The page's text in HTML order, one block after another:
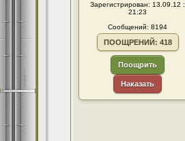
Зарегистрирован: 13.09.12 :
21:23
Сообщений: 8194
ПООЩРЕНИЙ: 418
Поощрить
Наказать